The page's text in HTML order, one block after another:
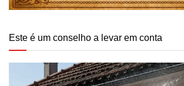
Este é um conselho a levar em conta